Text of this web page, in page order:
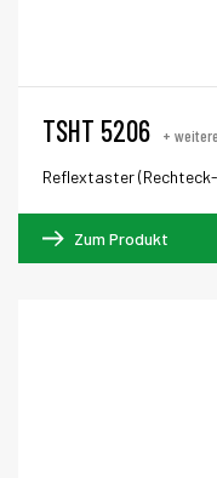
TSHT 5206
+
Reflextaster
Zum Produkt